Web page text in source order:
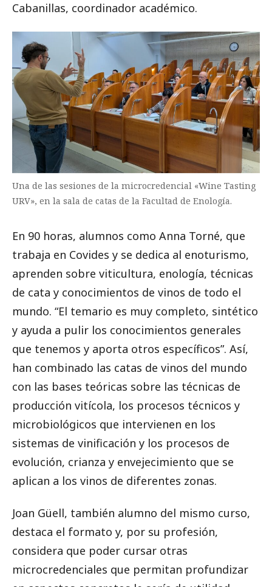
Cabanillas, coordinador académico.
Una de las sesiones de la microcredencial «Wine Tasting
URV», en la sala de catas de la Facultad de Enología.
En 90 horas, alumnos como Anna Torné, que
trabaja en Covides y se dedica al enoturismo,
aprenden sobre viticultura, enología, técnicas
de cata y conocimientos de vinos de todo el
mundo. “El temario es muy completo, sintético
y ayuda a pulir los conocimientos generales
que tenemos y aporta otros específicos”. Así,
han combinado las catas de vinos del mundo
con las bases teóricas sobre las técnicas de
producción vitícola, los procesos técnicos y
microbiológicos que intervienen en los
sistemas de vinificación y los procesos de
evolución, crianza y envejecimiento que se
aplican a los vinos de diferentes zonas.
Joan Güell, también alumno del mismo curso,
destaca el formato y, por su profesión,
considera que poder cursar otras
microcredenciales que permitan profundizar